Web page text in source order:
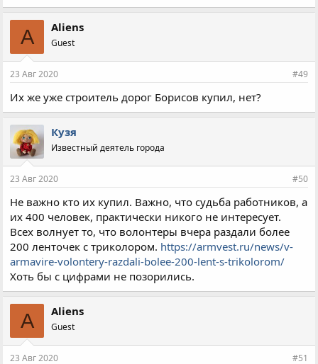
A Aliens
Guest
23 Авг 2020 #49
Их же уже строитель дорог Борисов купил, нет?
Кузя
Известный деятель города
23 Авг 2020 #50
Не важно кто их купил. Важно, что судьба работников, а
их 400 человек, практически никого не интересует.
Всех волнует то, что волонтеры вчера раздали более
200 ленточек с триколором. https://armvest.ru/news/v-
armavire-volontery-razdali-bolee-200-lent-s-trikolorom/
Хоть бы с цифрами не позорились.
A Aliens
Guest
23 Авг 2020 #51